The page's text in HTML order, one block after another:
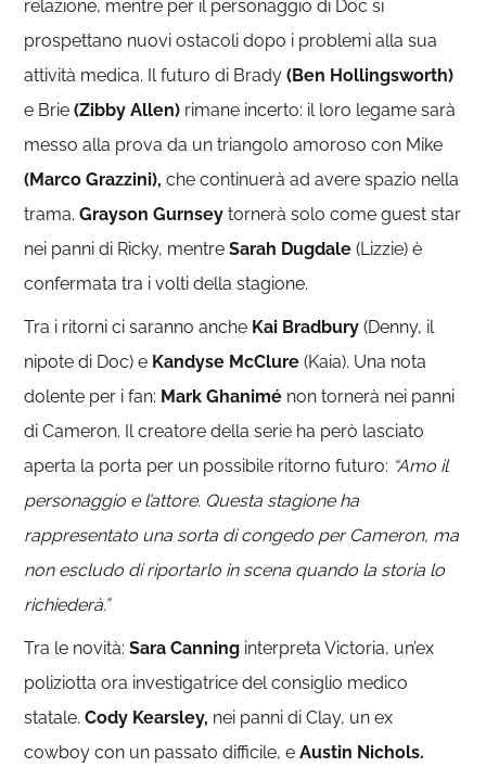
relazione, mentre per il personaggio di Doc si
prospettano nuovi ostacoli dopo i problemi alla sua
attività medica. Il futuro di Brady(Ben Hollingsworth)
e Brie(Zibby Allen) rimane incerto: il loro legame sarà
messo alla prova da un triangolo amoroso con Mike
(Marco Grazzini), che continuerà ad avere spazio nella
trama.Grayson Gurnsey tornerà solo come guest star
nei panni di Ricky, mentreSarah Dugdale (Lizzie) è
confermata tra i volti della stagione.
Tra i ritorni ci saranno anche Kai Bradbury (Denny, il
nipote di Doc) e Kandyse McClure (Kaia). Una nota
dolente per i fan: Mark Ghanimé non tornerà nei panni
di Cameron. Il creatore della serie ha però lasciato
aperta la porta per un possibile ritorno futuro: “Amo il
personaggio e l’attore. Questa stagione ha
rappresentato una sorta di congedo per Cameron, ma
non escludo di riportarlo in scena quando la storia lo
richiederà.”
Tra le novità:Sara Canning interpreta Victoria, un’ex
poliziotta ora investigatrice del consiglio medico
statale.Cody Kearsley, nei panni di Clay, un ex
cowboy con un passato difficile, eAustin Nichols.